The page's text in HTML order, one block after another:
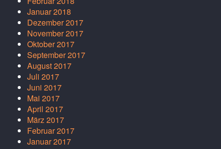
Januar 2018
Dezember 2017
November 2017
Oktober 2017
September 2017
August 2017
Juli 2017
Juni 2017
Mai 2017
April 2017
März 2017
Februar 2017
Januar 2017